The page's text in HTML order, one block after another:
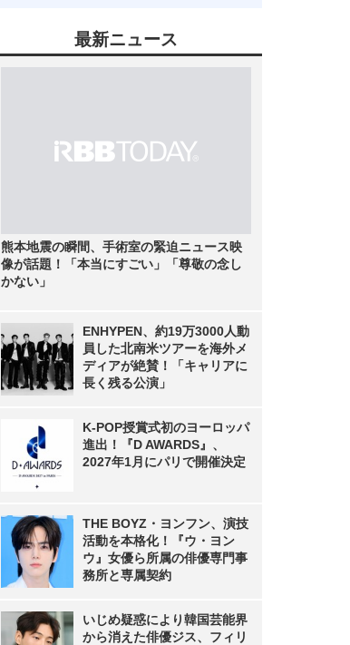
最新ニュース
熊本地震の瞬間、手術室の緊迫ニュース映
像が話題！「本当にすごい」「尊敬の念し
かない」
ENHYPEN、約19万3000人動
員した北南米ツアーを海外メ
ディアが絶賛！「キャリアに
長く残る公演」
K-POP授賞式初のヨーロッパ
進出！『D AWARDS』、
2027年1月にパリで開催決定
THE BOYZ・ヨンフン、演技
活動を本格化！『ウ・ヨン
ウ』女優ら所属の俳優専門事
務所と専属契約
いじめ疑惑により韓国芸能界
から消えた俳優ジス、フィリ